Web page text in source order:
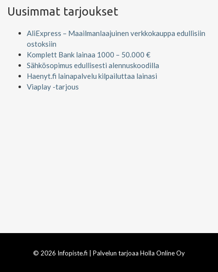
Uusimmat tarjoukset
AliExpress – Maailmanlaajuinen verkkokauppa edullisiin
ostoksiin
Komplett Bank lainaa 1000 – 50.000 €
Sähkösopimus edullisesti alennuskoodilla
Haenyt.fi lainapalvelu kilpailuttaa lainasi
Viaplay -tarjous
© 2026 Infopiste.fi | Palvelun tarjoaa Holla Online Oy